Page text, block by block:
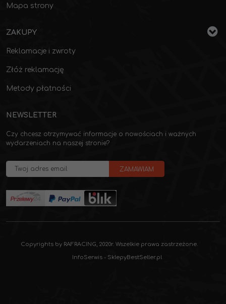
Mapa strony
ZAKUPY
Reklamacje i zwroty
Złóż reklamację
Metody płatności
NEWSLETTER
Czy chcesz otrzymywać informacje o nowościach i ważnych
wydarzeniach na naszej stronie?
Copyrights by RAFRACING, 2020r. Wszelkie prawa zastrzeżone.
InfoSerwis - SklepyBestSeller.pl